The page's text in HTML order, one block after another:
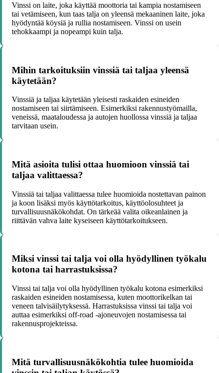
Vinssi on laite, joka käyttää moottoria tai kampia nostamiseen
tai vetämiseen, kun taas talja on yleensä mekaaninen laite, joka
hyödyntää köysiä ja rullia nostamiseen. Vinssi on usein
tehokkaampi ja nopeampi kuin talja.
Mihin tarkoituksiin vinssiä tai taljaa yleensä
käytetään?
Vinssiä ja taljaa käytetään yleisesti raskaiden esineiden
nostamiseen tai siirtämiseen. Esimerkiksi rakennustyömailla,
veneissä, maataloudessa ja autojen huollossa vinssiä ja taljaa
tarvitaan usein.
Mitä asioita tulisi ottaa huomioon vinssiä tai
taljaa valittaessa?
Vinssiä tai taljaa valittaessa tulee huomioida nostettavan painon
ja koon lisäksi myös käyttötarkoitus, käyttöolosuhteet ja
turvallisuusnäkökohdat. On tärkeää valita oikeanlainen ja
riittävän vahva laite kyseiseen käyttötarkoitukseen.
Miksi vinssi tai talja voi olla hyödyllinen työkalu
kotona tai harrastuksissa?
Vinssi tai talja voi olla hyödyllinen työkalu kotona esimerkiksi
raskaiden esineiden nostamisessa, kuten moottorikelkan tai
veneen talvisäilytyksessä. Harrastuksissa vinssi tai talja voi
auttaa esimerkiksi off-road -ajoneuvojen nostamisessa tai
rakennusprojekteissa.
Mitä turvallisuusnäkökohtia tulee huomioida